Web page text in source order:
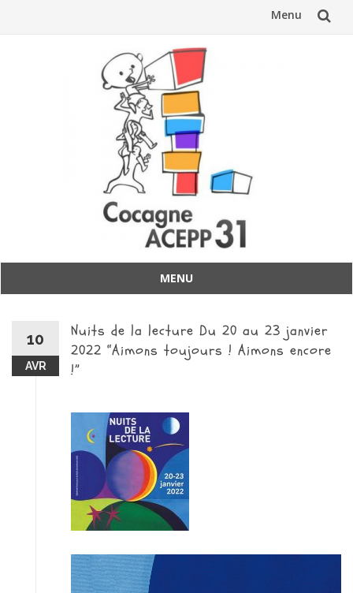
Menu
MENU
contenu10
AVR
Nuits de la lecture Du 20 au 23 janvier
2022 “Aimons toujours ! Aimons encore
!”
Lecteur
vidéo